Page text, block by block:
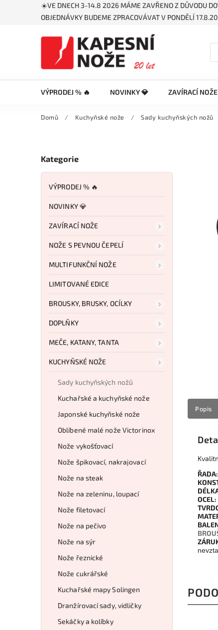
☀️VE DNECH 3-14.8 2026 MÁME ZAVŘENO Z DŮVODU
OBJEDNÁVKY BUDEME ZPRACOVÁVAT V PONDĚLÍ
VÝPRODEJ % 🔥 NOVINKY 💎 ZAVÍRACÍ NOŽE
Domů / Kuchyňské nože / Sady kuchyňských nožů
Kategorie
VÝPRODEJ % 🔥
NOVINKY 💎
ZAVÍRACÍ NOŽE
NOŽE S PEVNOU ČEPELÍ
MULTIFUNKČNÍ NOŽE
LIMITOVANÉ EDICE
BROUSKY, BRUSKY, OCÍLKY
DOPLŇKY
MEČE, KATANY, TANTA
KUCHYŇSKÉ NOŽE
Sady kuchyňských nožů
Kuchařské a kuchyňské nože
Japonské kuchyňské nože
Oblíbené malé nože Victorinox
Nože vykošťovací
Nože špikovací, nakrajovací
Nože na steak
Nože na zeleninu, loupací
Nože filetovací
Nože na pečivo
Nože na sýr
Nože řeznické
Nože cukrářské
Kuchařské mapy Solingen
Dranžírovací sady, vidličky
Sekáčky a kolíbky
Popis
ŘADA:
OCEL: